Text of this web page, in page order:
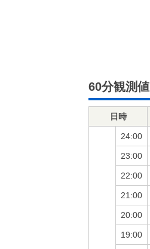
60分観測値
日時
24:00
23:00
22:00
21:00
20:00
19:00